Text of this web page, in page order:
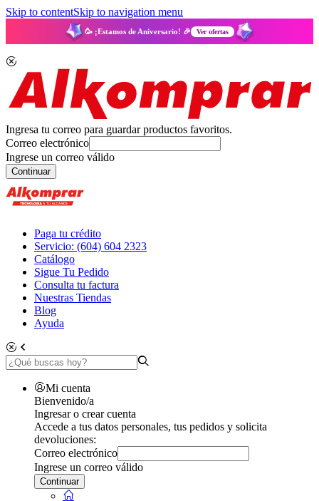
Skip to contentSkip to navigation menu
🥳 ¡Estamos de Aniversario! 🎉 Ver ofertas
Ingresa tu correo para guardar productos favoritos.
Correo electrónico
Ingrese un correo válido
Continuar
Paga tu crédito
Servicio: (604) 604 2323
Catálogo
Sigue Tu Pedido
Consulta tu factura
Nuestras Tiendas
Blog
Ayuda
Mi cuenta
Bienvenido/a
Ingresar o crear cuenta
Accede a tus datos personales, tus pedidos y solicita
devoluciones:
Correo electrónico
Ingrese un correo válido
Continuar